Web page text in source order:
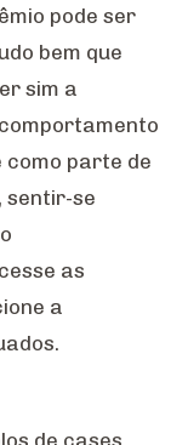
pode ser
bem que
sim a
como parte de
sentir-se
as
a
de cases